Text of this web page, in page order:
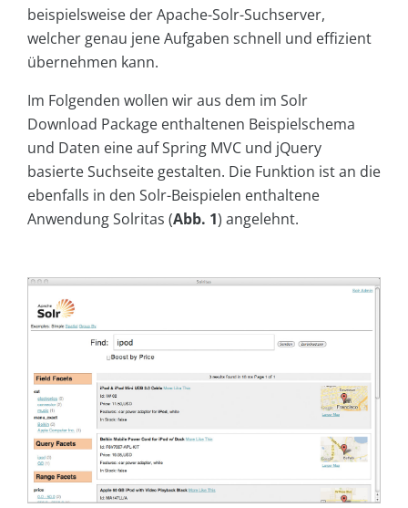
beispielsweise der Apache-Solr-Suchserver,
welcher genau jene Aufgaben schnell und effizient
übernehmen kann.
Im Folgenden wollen wir aus dem im Solr
Download Package enthaltenen Beispielschema
und Daten eine auf Spring MVC und jQuery
basierte Suchseite gestalten. Die Funktion ist an die
ebenfalls in den Solr-Beispielen enthaltene
Anwendung Solritas (Abb. 1) angelehnt.